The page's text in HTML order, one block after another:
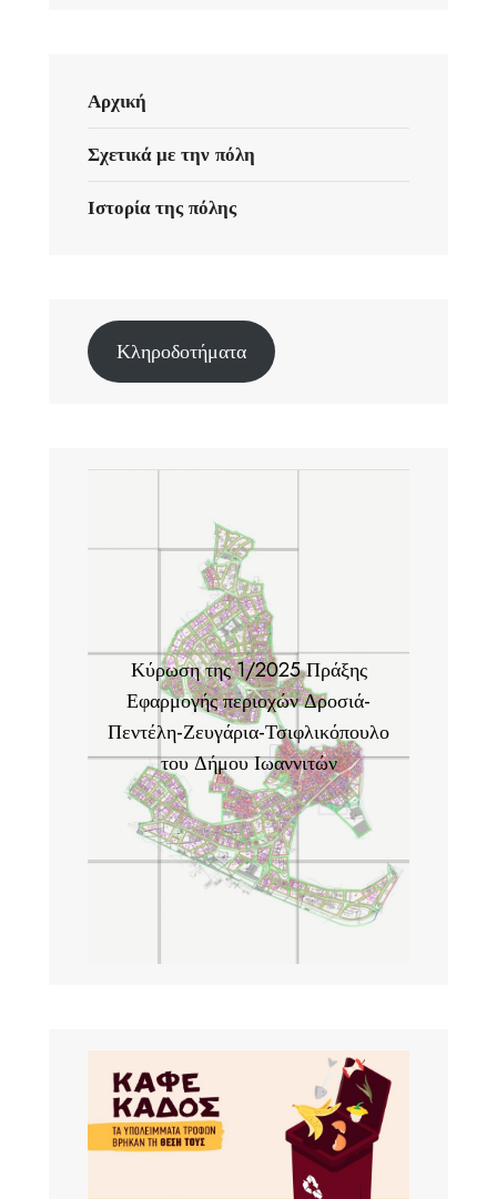
Αρχική
Σχετικά με την πόλη
Ιστορία της πόλης
Κληροδοτήματα
Κύρωση της 1/2025 Πράξης
Εφαρμογής περιοχών Δροσιά-
Πεντέλη-Ζευγάρια-Τσιφλικόπουλο
του Δήμου Ιωαννιτών